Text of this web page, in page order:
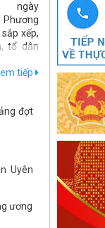
ngày
xếp,
tổ dân
xây
trên
tiếp
đợt
Uyên
ương
544/QĐ-
QUYẾT
Ban
Mường
lượt
407/QĐ-
QUYẾT
thông tin
lượt
27/NQ-
Nghị
đơn vị
năm
lượt